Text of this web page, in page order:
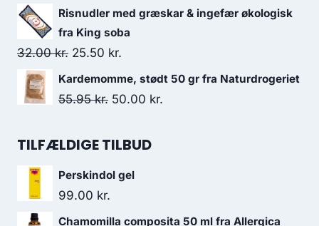
47.50 kr..
oprindelige
pris
var:
138.00 kr..
aktuelle
130.95 kr..
Risnudler med græskar & ingefær økologisk
fra King soba
32.00kr. Den
oprindelige
pris
32.00 kr..
25.50 kr.
aktuelle
pris
25.50 kr..
Kardemomme, stødt 50 gr fra Naturdrogeriet
55.95kr. Den
pris
55.95 kr..
50.00 kr.
TILFÆLDIGE TILBUD
Perskindol gel
99.00 kr.
Chamomilla composita 50 ml fra Allergica